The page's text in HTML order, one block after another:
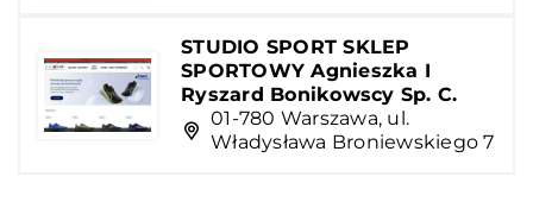
STUDIO SPORT SKLEP
SPORTOWY Agnieszka I
Ryszard Bonikowscy Sp. C.
01-780 Warszawa, ul.
Władysława Broniewskiego 7